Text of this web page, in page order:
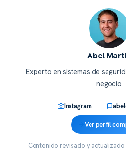
Abel
Experto en sistemas de
negocio
Instagram
Ver perfil
Contenido revisado y actualizado